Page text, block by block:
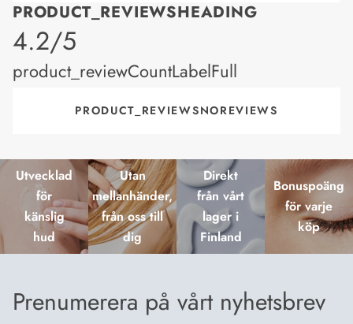
PRODUCT_REVIEWSHEADING
product_rating
4.2/5
product_reviewCountLabelFull
PRODUCT_REVIEWSNOREVIEWS
Utvecklad
för
känslig
hud
Utan
mellanhänder,
från oss till
dig
Direkt
från vårt
lager i
Finland
Bonuspoäng
för varje
köp
Prenumerera på vårt nyhetsbrev